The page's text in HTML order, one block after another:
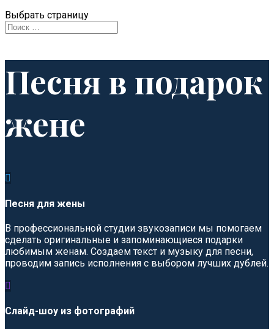
Выбрать страницу
Песня в подарок
жене

Песня для жены
В профессиональной студии звукозаписи мы помогаем
сделать оригинальные и запоминающиеся подарки
любимым женам. Создаем текст и музыку для песни,
проводим запись исполнения с выбором лучших дублей.

Слайд-шоу из фотографий